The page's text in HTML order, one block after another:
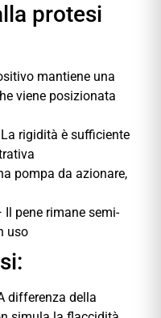
protesi
mantiene una
viene posizionata
rigidità è sufficiente
pompa da azionare,
Il pene rimane semi-
uso
differenza della